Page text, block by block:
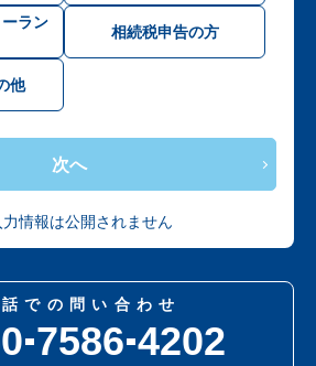
ラン
相続税申告の方
他
次へ
力情報は公開されません
での問い合わせ
7586 4202